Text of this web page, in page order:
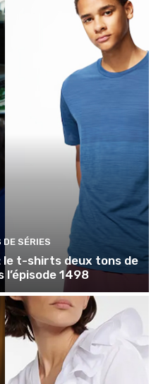
DE SÉRIES
: le t-shirts deux tons de
l’épisode 1498